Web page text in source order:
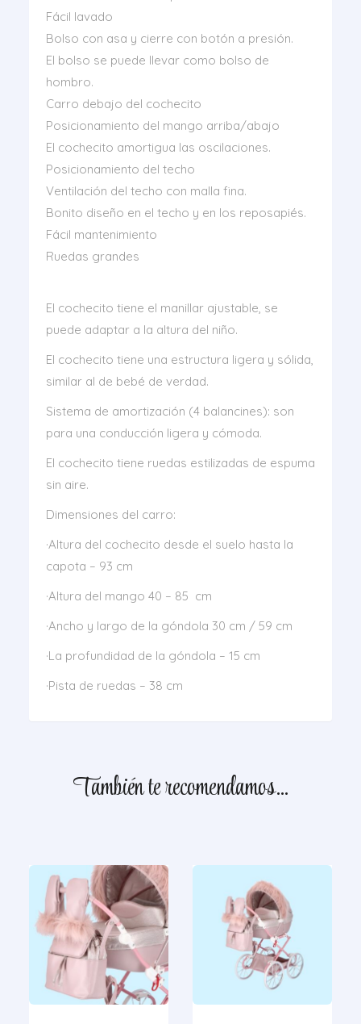
Fácil lavado
Bolso con asa y cierre con botón a presión.
El bolso se puede llevar como bolso de
hombro.
Carro debajo del cochecito
Posicionamiento del mango arriba/abajo
El cochecito amortigua las oscilaciones.
Posicionamiento del techo
Ventilación del techo con malla fina.
Bonito diseño en el techo y en los reposapiés.
Fácil mantenimiento
Ruedas grandes
El cochecito tiene el manillar ajustable, se
puede adaptar a la altura del niño.
El cochecito tiene una estructura ligera y sólida,
similar al de bebé de verdad.
Sistema de amortización (4 balancines): son
para una conducción ligera y cómoda.
El cochecito tiene ruedas estilizadas de espuma
sin aire.
Dimensiones del carro:
·Altura del cochecito desde el suelo hasta la
capota – 93 cm
·Altura del mango 40 – 85 cm
·Ancho y largo de la góndola 30 cm / 59 cm
·La profundidad de la góndola – 15 cm
·Pista de ruedas – 38 cm
También te recomendamos…